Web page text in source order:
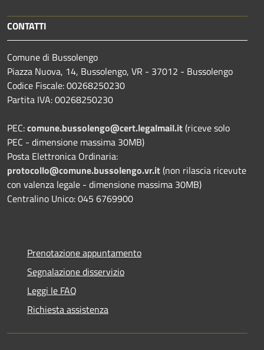
CONTATTI
Comune di Bussolengo
Piazza Nuova, 14, Bussolengo, VR - 37012 - Bussolengo
Codice Fiscale: 00268250230
Partita IVA: 00268250230
PEC:comune.bussolengo@cert.legalmail.it(riceve solo
PEC - dimensione massima 30MB)
Posta Elettronica Ordinaria:
protocollo@comune.bussolengo.vr.it(non rilascia ricevute
con valenza legale - dimensione massima 30MB)
Centralino Unico: 045 6769900
Prenotazione appuntamento
Segnalazione disservizio
Leggi le FAQ
Richiesta assistenza